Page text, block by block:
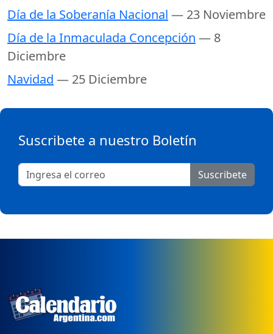
Día de la Soberanía Nacional — 23 Noviembre
Día de la Inmaculada Concepción — 8
Diciembre
Navidad — 25 Diciembre
Suscribete a nuestro Boletín
Suscribete